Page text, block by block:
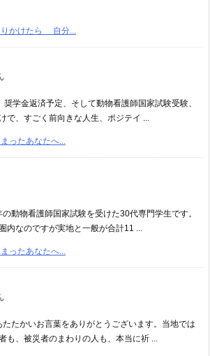
りかけたら 自分...
学金返済予定、そして動物看護師国家試験受験、
で、すごく前向きな人生、ポジテイ ...
ったあなたへ...
動物看護師国家試験を受けた30代専門学生です。
内なのですが実地と一般が合計11 ...
ったあなたへ...
たかいお言葉をありがとうございます。当地では
も、被災者のまわりの人も、本当に祈 ...